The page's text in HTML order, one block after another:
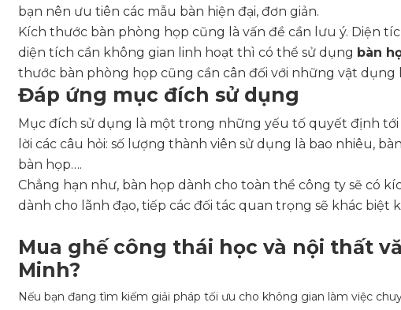
bạn nên ưu tiên các mẫu bàn hiện đại, đơn giản.
Kích thước bàn phòng họp cũng là vấn đề cần lưu ý. Diện
diện tích cần không gian linh hoạt thì có thể sử dụng bàn
thước bàn phòng họp cũng cần cân đối với những vật
Đáp ứng mục đích sử dụng
Mục đích sử dụng là một trong những yếu tố quyết định
lời các câu hỏi: số lượng thành viên sử dụng là bao nhiêu,
bàn họp….
Chẳng hạn như, bàn họp dành cho toàn thể công ty sẽ có
dành cho lãnh đạo, tiếp các đối tác quan trọng sẽ khác
Mua ghế công thái học và nội thất
Minh?
Nếu bạn đang tìm kiếm giải pháp tối ưu cho không gian làm việc